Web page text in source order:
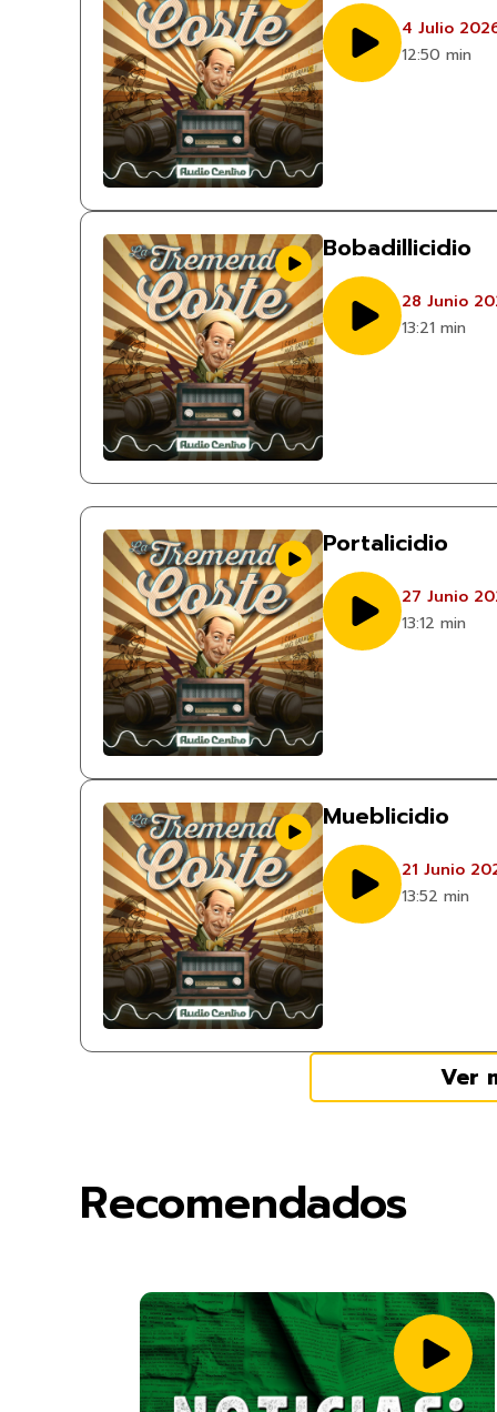
4 Julio
12:50 min
Bobadillicidio
28 Junio
13:21 min
Portalicidio
27 Junio
13:12 min
Mueblicidio
21 Junio
13:52 min
Ver
Recomendados